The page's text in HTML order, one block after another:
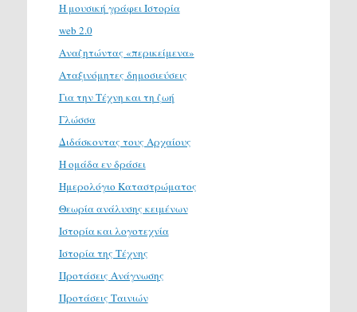
H μουσική γράφει Ιστορία
web 2.0
Αναζητώντας «περικείμενα»
Αταξινόμητες δημοσιεύσεις
Για την Τέχνη και τη ζωή
Γλώσσα
Διδάσκοντας τους Αρχαίους
Η ομάδα εν δράσει
Ημερολόγιο Καταστρώματος
Θεωρία ανάλυσης κειμένων
Ιστορία και λογοτεχνία
Ιστορία της Τέχνης
Προτάσεις Ανάγνωσης
Προτάσεις Ταινιών